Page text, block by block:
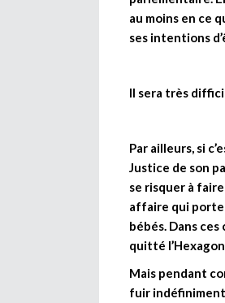
au moins en ce
ses intentions
Il sera très
Par ailleurs, si
Justice de son
se risquer à
affaire qui porte
bébés. Dans ces
quitté
Mais pendant
fuir indéfiniment